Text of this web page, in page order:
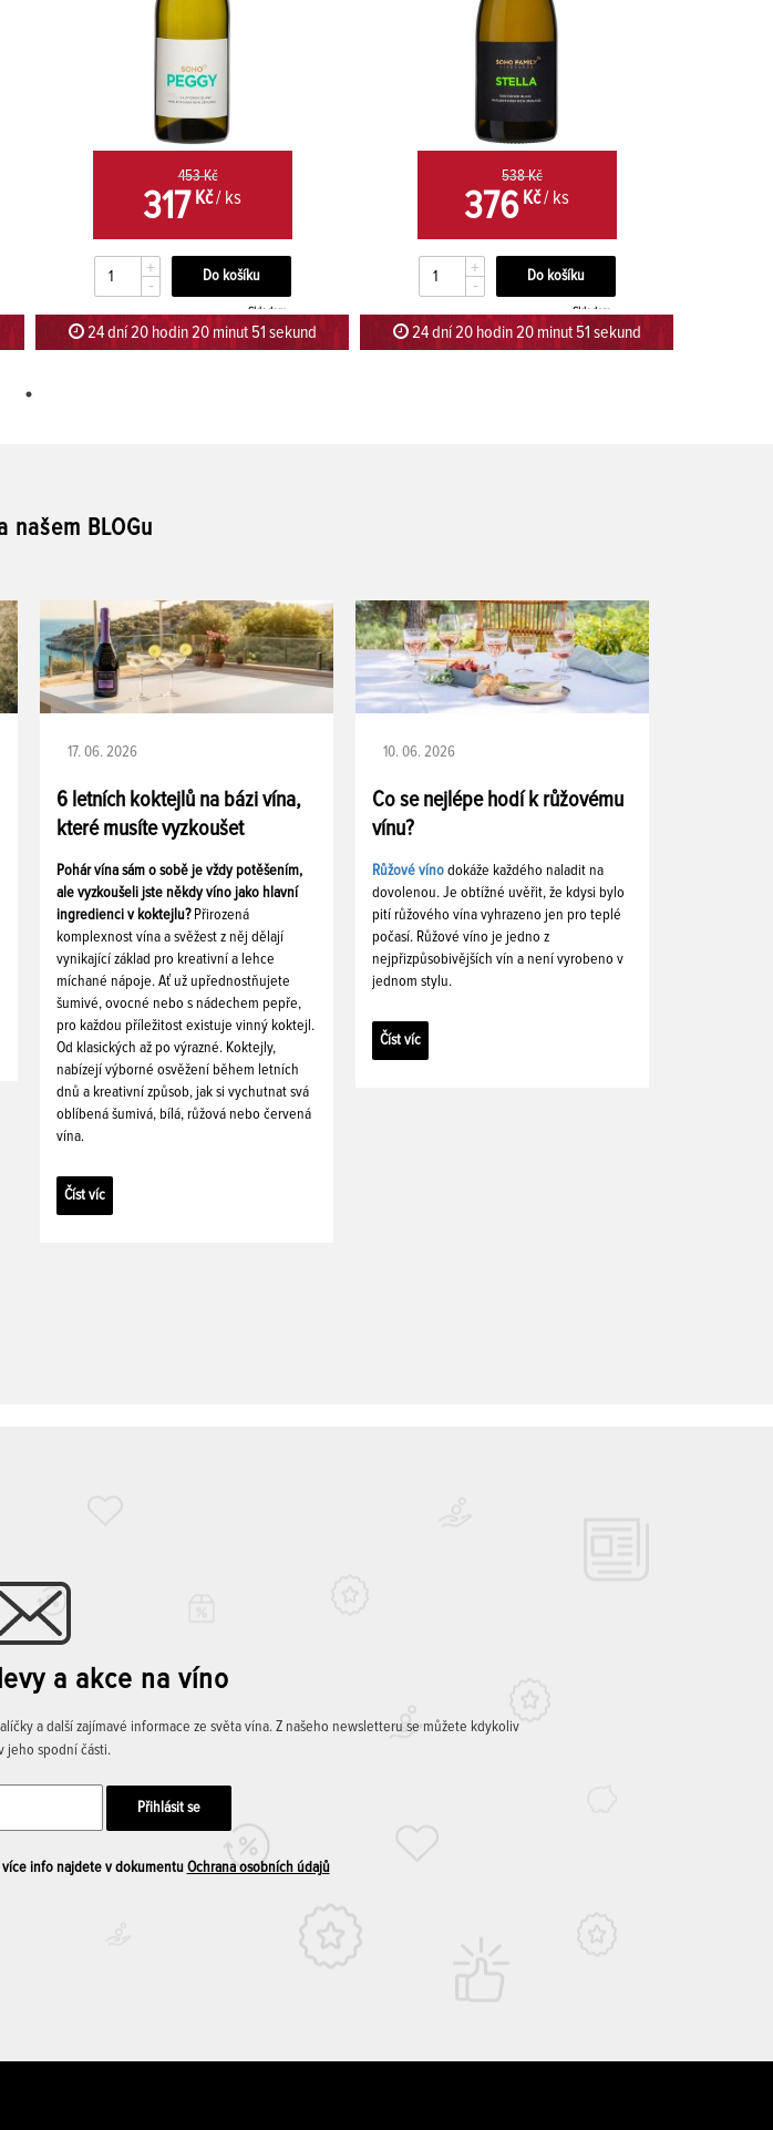
453 Kč
317Kč/ ks
+
-
Skladem
24 dní 20 hodin 20 minut 51 sekund
538 Kč
376 Kč/ ks
+
-
Skladem
24 dní 20 hodin 20 minut 51 sekund
našem BLOGu
17. 06. 2026
6 letních koktejlů na bázi vína,
které musíte vyzkoušet
Pohár vína sám o sobě je vždy potěšením,
ale vyzkoušeli jste někdy víno jako hlavní
ingredienci v koktejlu? Přirozená
komplexnost vína a svěžest z něj dělají
vynikající základ pro kreativní a lehce
míchané nápoje. Ať už upřednostňujete
šumivé, ovocné nebo s nádechem pepře,
pro každou příležitost existuje vinný koktejl.
Od klasických až po výrazné. Koktejly,
nabízejí výborné osvěžení během letních
dnů a kreativní způsob, jak si vychutnat svá
oblíbená šumivá, bílá, růžová nebo červená
vína.
Číst víc
10. 06. 2026
Co se nejlépe hodí k růžovému
vínu?
Růžové víno dokáže každého naladit na
dovolenou. Je obtížné uvěřit, že kdysi bylo
pití růžového vína vyhrazeno jen pro teplé
počasí. Růžové víno je jedno z
nejpřizpůsobivějších vín a není vyrobeno v
jednom stylu.
Číst víc
a akce na víno
a další zajímavé informace ze světa vína. Z našeho newsletteru se můžete kdykoliv
jeho spodní části.
info najdete v dokumentu Ochrana osobních údajů